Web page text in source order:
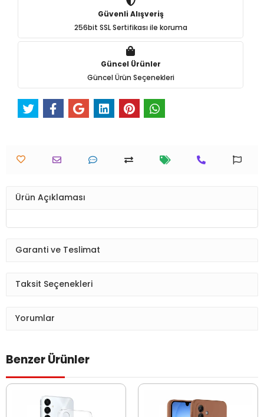
Güvenli Alışveriş
256bit SSL Sertifikası ile koruma
Güncel Ürünler
Güncel Ürün Seçenekleri
Ürün Açıklaması
Garanti ve Teslimat
Taksit Seçenekleri
Yorumlar
Benzer Ürünler